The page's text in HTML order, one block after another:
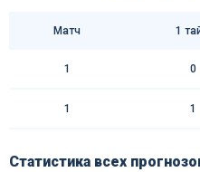
Матч 1
1 0
1 1
Статистика всех